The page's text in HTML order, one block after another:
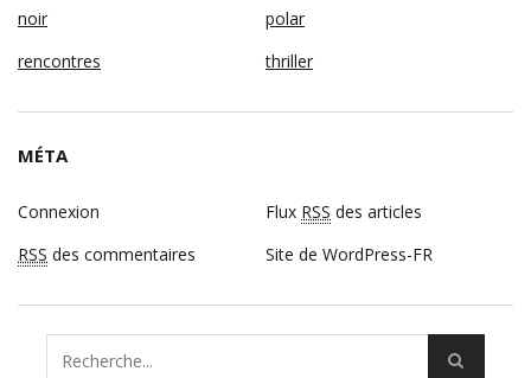
noir
polar
rencontres
thriller
MÉTA
Connexion Flux RSS des articles
RSS des commentaires Site de WordPress-FR